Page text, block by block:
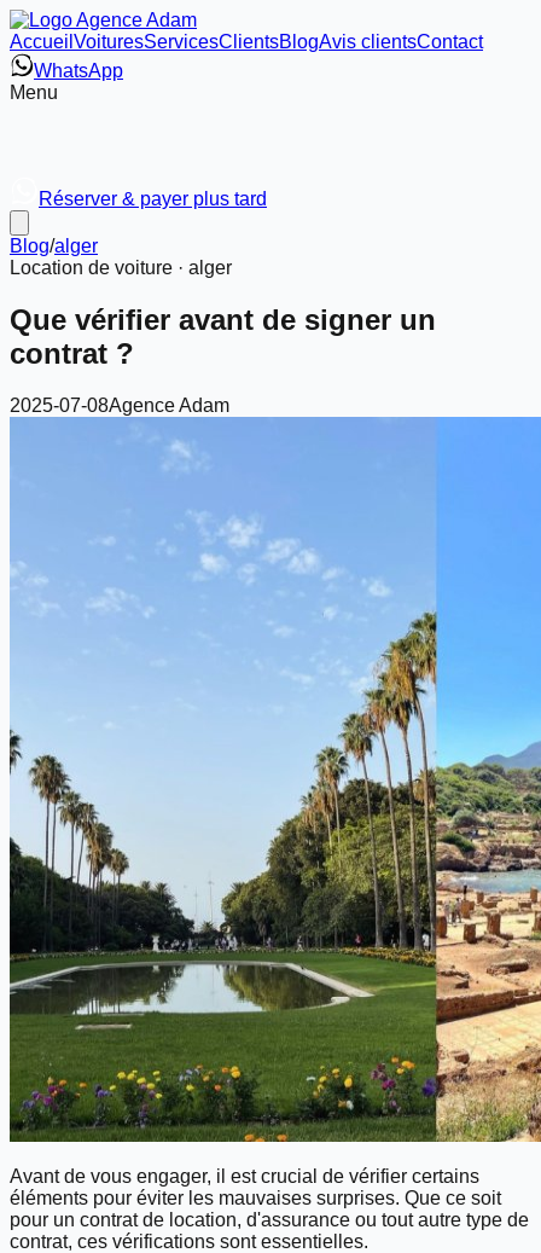
Accueil VoituresServicesClientsBlogAvis clientsContact
WhatsApp
Menu
Réserver & payer plus tard
Blog/alger
Location de voiture · alger
Que vérifier avant de signer un
contrat ?
2025-07-08Agence Adam
Avant de vous engager, il est crucial de vérifier certains
éléments pour éviter les mauvaises surprises. Que ce soit
pour un contrat de location, d'assurance ou tout autre type de
contrat, ces vérifications sont essentielles.